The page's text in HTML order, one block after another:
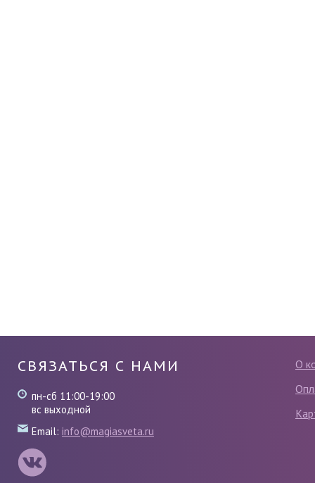
О
СВЯЗАТЬСЯ С НАМИ
пн-сб 11:00-19:00
вс выходной
Email: info@magiasveta.ru